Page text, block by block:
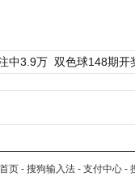
中3.9万 双色球148期开
页 - 搜狗输入法 - 支付中心 -